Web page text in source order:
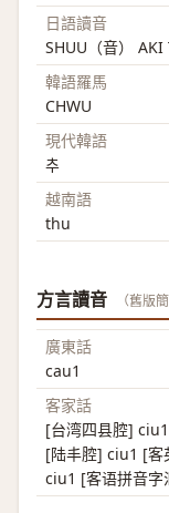
日語讀音
SHUU（音） AKI
韓語羅馬
CHWU
現代韓語
추
越南語
thu
方言讀音 （舊版
廣東話
cau1
客家話
[台湾四县腔]
[陆丰腔] ciu1 [
ciu1 [客语拼音字